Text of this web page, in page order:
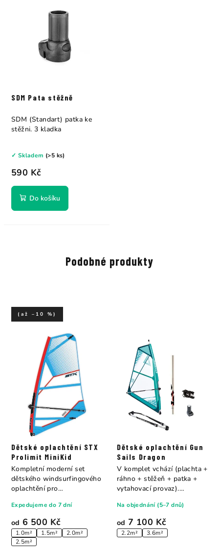
SDM Pata stěžně
590 Kč
✓ Skladem (>5 ks)
Do košíku
SDM (Standart) patka ke
stěžni. 3 kladka
Podobné produkty
Dětské oplachtění STX
Prolimit MiniKid
od 6 500 Kč
(až –10 %)
1.0m² 1.5m²
2.0m²
2.5m²
Expedujeme do 7 dní
Kompletní moderní set
dětského windsurfingového
oplachtění pro
Dětské oplachtění Gun
Sails Dragon
od 7 100 Kč
2.2m² 3.6m²
Na objednání (5–7 dnů)
V komplet vchází (plachta +
ráhno + stěžeň + patka +
vytahovací provaz).